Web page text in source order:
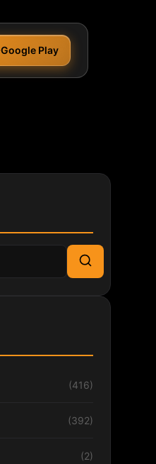
Google Play
Cerca
(416)
(392)
(2)